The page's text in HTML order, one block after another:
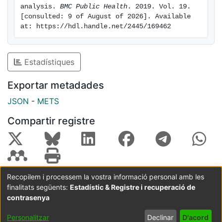
travellers.
analysis. BMC Public Health . 2019. Vol. 19.
[consulted: 9 of August of 2026]. Available
at: https://hdl.handle.net/2445/169462
Estadístiques
Exportar metadades
JSON - METS
Compartir registre
Coordinació:CRAI UB Avís legal
Metadades
subjectes a:
Configuració
de cookies
privadesa
Recopilem i processem la vostra informació personal amb les
finalitats següents: Estadístic & Registre i recuperació de
contrasenya
Personalitzar Declinar D'acord